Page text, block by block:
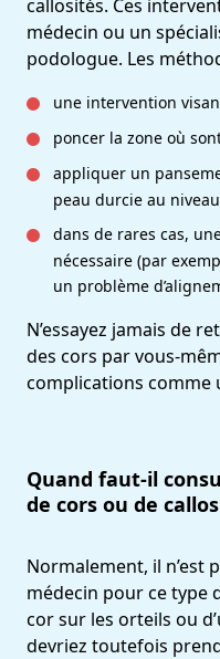
callosités. Ces
médecin ou un
podologue. Les
une intervention
poncer la zone où
appliquer un
peau durcie au
dans de rares cas,
nécessaire (par
un problème
N’essayez jamais de
des cors par vous-
complications comme
Quand faut-il
de cors ou de
Normalement, il n’est
médecin pour ce type
cor sur les orteils ou
devriez toutefois